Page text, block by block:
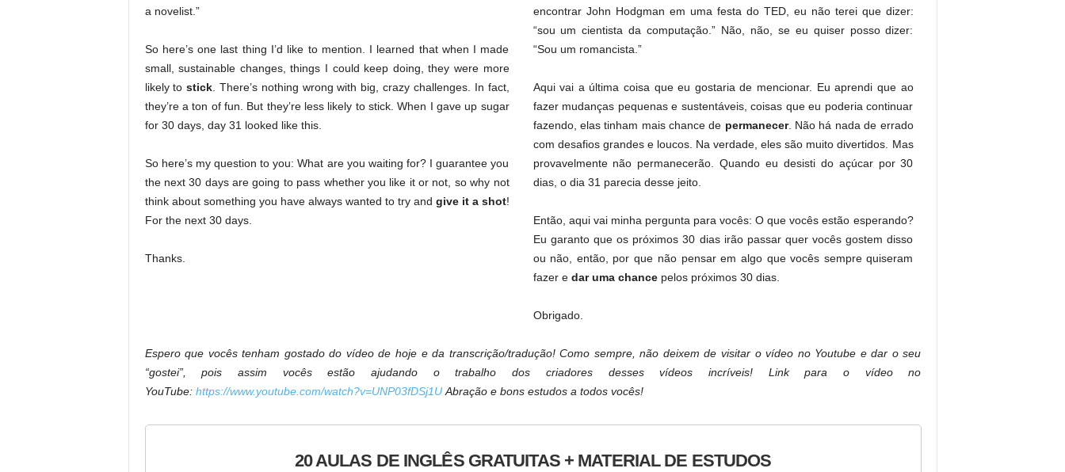
a novelist.”
So here’s one last thing I’d like to mention. I learned that when I made
small, sustainable changes, things I could keep doing, they were more
likely tostick. There’s nothing wrong with big, crazy challenges. In fact,
they’re a ton of fun. But they’re less likely to stick. When I gave up sugar
for 30 days, day 31 looked like this.
So here’s my question to you: What are you waiting for? I guarantee you
the next 30 days are going to pass whether you like it or not, so why not
think about something you have always wanted to try and give it a shot!
For the next 30 days.
Thanks.
encontrar John Hodgman em uma festa do TED, eu não terei que dizer:
“sou um cientista da computação.” Não, não, se eu quiser posso dizer:
“Sou um romancista.”
Aqui vai a última coisa que eu gostaria de mencionar. Eu aprendi que ao
fazer mudanças pequenas e sustentáveis, coisas que eu poderia continuar
fazendo, elas tinham mais chance de permanecer. Não há nada de errado
com desafios grandes e loucos. Na verdade, eles são muito divertidos. Mas
provavelmente não permanecerão. Quando eu desisti do açúcar por 30
dias, o dia 31 parecia desse jeito.
Então, aqui vai minha pergunta para vocês: O que vocês estão esperando?
Eu garanto que os próximos 30 dias irão passar quer vocês gostem disso
ou não, então, por que não pensar em algo que vocês sempre quiseram
fazer e dar uma chancepelos próximos 30 dias.
Obrigado.
Espero que vocês tenham gostado do vídeo de hoje e da transcrição/tradução! Como sempre, não deixem de visitar o vídeo no Youtube e dar o seu
“gostei”, pois assim vocês estão ajudando o trabalho dos criadores desses vídeos incríveis! Link para o vídeo no
YouTube: https://www.youtube.com/watch?v=UNP03fDSj1UAbração e bons estudos a todos vocês!
20 AULAS DE INGLÊS GRATUITAS + MATERIAL DE ESTUDOS